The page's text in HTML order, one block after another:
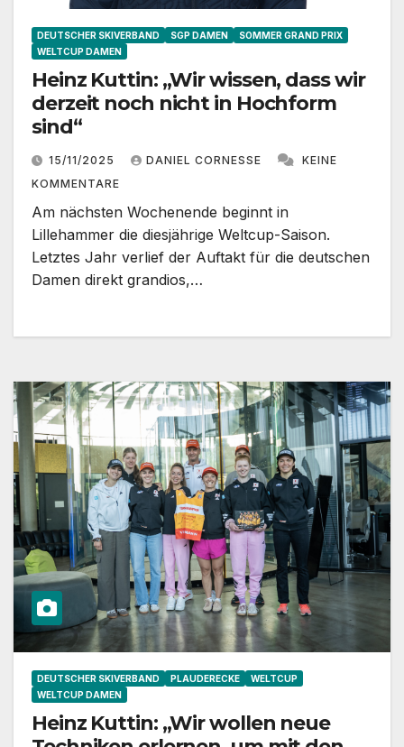
DEUTSCHER SKIVERBAND SGP DAMEN
SOMMER GRAND PRIX
WELTCUP DAMEN
Heinz Kuttin: „Wir wissen, dass wir
derzeit noch nicht in Hochform
sind“
15/11/2025 DANIEL CORNESSE
KEINE
KOMMENTARE
Am nächsten Wochenende beginnt in
Lillehammer die diesjährige Weltcup-Saison.
Letztes Jahr verlief der Auftakt für die deutschen
Damen direkt grandios,…
DEUTSCHER SKIVERBAND PLAUDERECKE
WELTCUP
WELTCUP DAMEN
Heinz Kuttin: „Wir wollen neue